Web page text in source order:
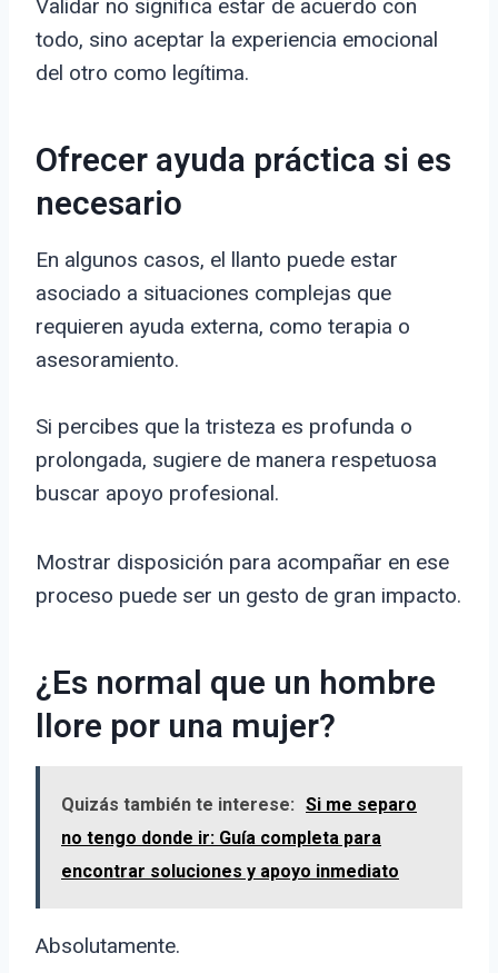
Validar no significa estar de acuerdo con
todo, sino aceptar la experiencia emocional
del otro como legítima.
Ofrecer ayuda práctica si es
necesario
En algunos casos, el llanto puede estar
asociado a situaciones complejas que
requieren ayuda externa, como terapia o
asesoramiento.
Si percibes que la tristeza es profunda o
prolongada, sugiere de manera respetuosa
buscar apoyo profesional.
Mostrar disposición para acompañar en ese
proceso puede ser un gesto de gran impacto.
¿Es normal que un hombre
llore por una mujer?
Quizás también te interese: Si me separo
no tengo donde ir: Guía completa para
encontrar soluciones y apoyo inmediato
Absolutamente.